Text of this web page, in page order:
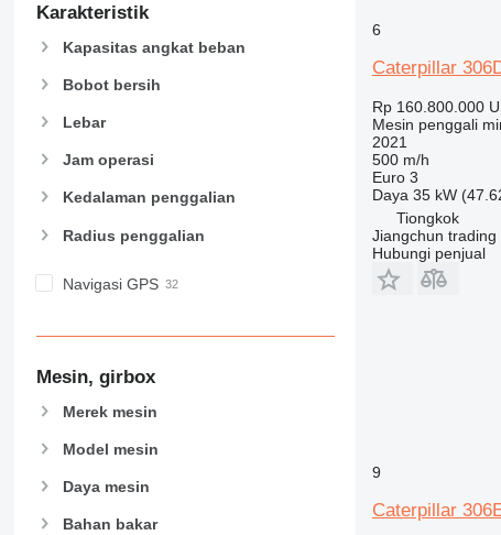
Karakteristik
Kapasitas angkat beban
Bobot bersih
Lebar
Jam operasi
Kedalaman penggalian
Radius penggalian
Navigasi GPS
Mesin, girbox
Merek mesin
Model mesin
Daya mesin
Bahan bakar
6
Caterpillar
Rp 160.800.000
Mesin penggali
2021
500 m/h
Euro 3
Daya 35 kW
Tiongkok
Jiangchun trading
Hubungi penjual
9
Caterpillar